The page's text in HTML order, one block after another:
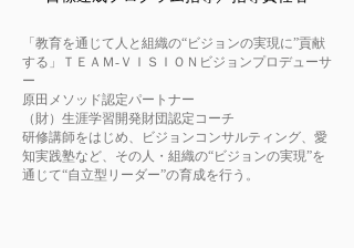
「教育を通じて人と組織の“ビジョンの実現に”貢献
する」ＴＥＡＭ‐ＶＩＳＩＯＮビジョンプロデューサ
ー
原田メソッド認定パートナー
（財）生涯学習開発財団認定コーチ
研修講師をはじめ、ビジョンコンサルティング、愛
知実践塾など、その人・組織の“ビジョンの実現”を
通じて“自立型リーダー”の育成を行う。